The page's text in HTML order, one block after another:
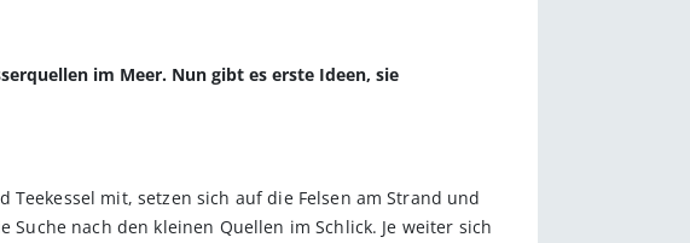
im Meer. Nun gibt es erste Ideen, sie
mit, setzen sich auf die Felsen am Strand und
nach den kleinen Quellen im Schlick. Je weiter sich